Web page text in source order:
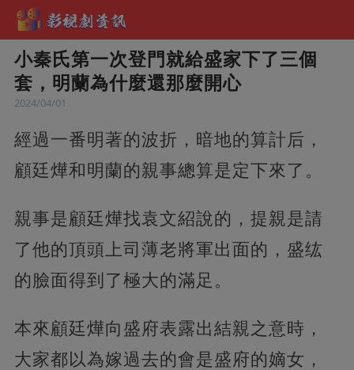
小秦氏第一次登門就給盛家下了三個
套，明蘭為什麼還那麼開心
2024/04/01
經過一番明著的波折，暗地的算計后，
顧廷燁和明蘭的親事總算是定下來了。
親事是顧廷燁找袁文紹說的，提親是請
了他的頂頭上司薄老將軍出面的，盛纮
的臉面得到了極大的滿足。
本來顧廷燁向盛府表露出結親之意時，
大家都以為嫁過去的會是盛府的嫡女，